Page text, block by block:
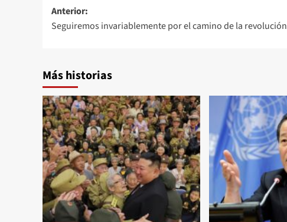
Navegación
de
Anterior:
Seguiremos invariablemente por el camino de la revolución
Más historias